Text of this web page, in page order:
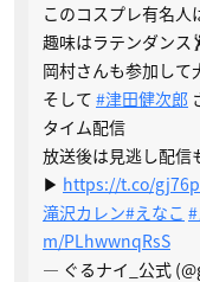
このコスプレ有名人
趣味はラテンダンス
岡村さんも参加して
そして #津田健次郎
タイム配信
放送後は見逃し配信
▶︎ https://t.co/
滝沢カレン#えなこ
m/PLhwwnqRsS
— ぐるナイ_公式